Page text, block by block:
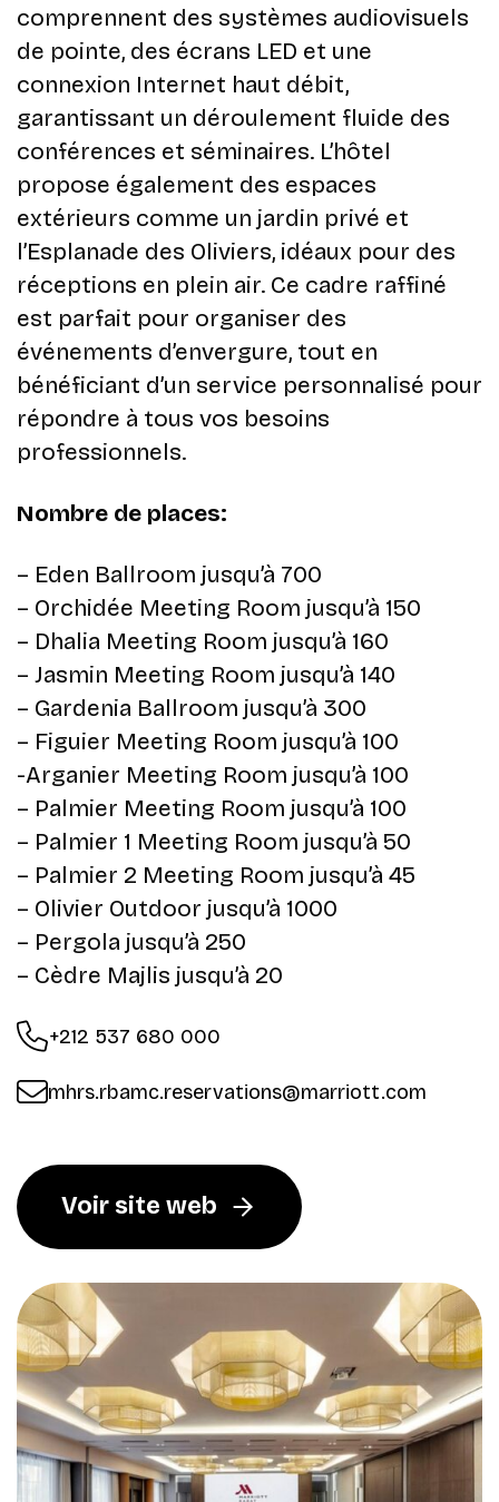
comprennent des systèmes audiovisuels
de pointe, des écrans LED et une
connexion Internet haut débit,
garantissant un déroulement fluide des
conférences et séminaires. L’hôtel
propose également des espaces
extérieurs comme un jardin privé et
l’Esplanade des Oliviers, idéaux pour des
réceptions en plein air. Ce cadre raffiné
est parfait pour organiser des
événements d’envergure, tout en
bénéficiant d’un service personnalisé pour
répondre à tous vos besoins
professionnels.
Nombre de places:
– Eden Ballroom jusqu’à 700
– Orchidée Meeting Room jusqu’à 150
– Dhalia Meeting Room jusqu’à 160
– Jasmin Meeting Room jusqu’à 140
– Gardenia Ballroom jusqu’à 300
– Figuier Meeting Room jusqu’à 100
-Arganier Meeting Room jusqu’à 100
– Palmier Meeting Room jusqu’à 100
– Palmier 1 Meeting Room jusqu’à 50
– Palmier 2 Meeting Room jusqu’à 45
– Olivier Outdoor jusqu’à 1000
– Pergola jusqu’à 250
– Cèdre Majlis jusqu’à 20
+212 537 680 000
mhrs.rbamc.reservations@marriott.com
Voir site web